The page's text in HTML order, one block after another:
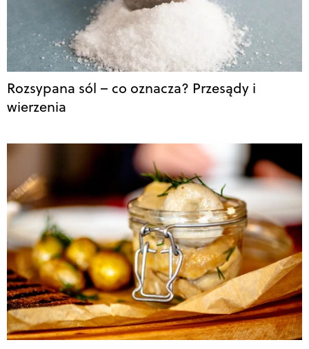
Rozsypana sól – co oznacza? Przesądy i
wierzenia